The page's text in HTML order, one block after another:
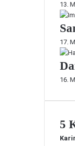
13.
17.
16.
5